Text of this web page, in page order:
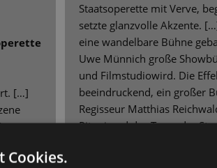
Staatsoperette mit Verve,
setzte glanzvolle Akzente.
eine wandelbare Bühne
Uwe Münnich große
und Filmstudiowird. Die
beeindruckend, ein großer
Regisseur Matthias
Pitoni und das Team der
[…]
Cookies.